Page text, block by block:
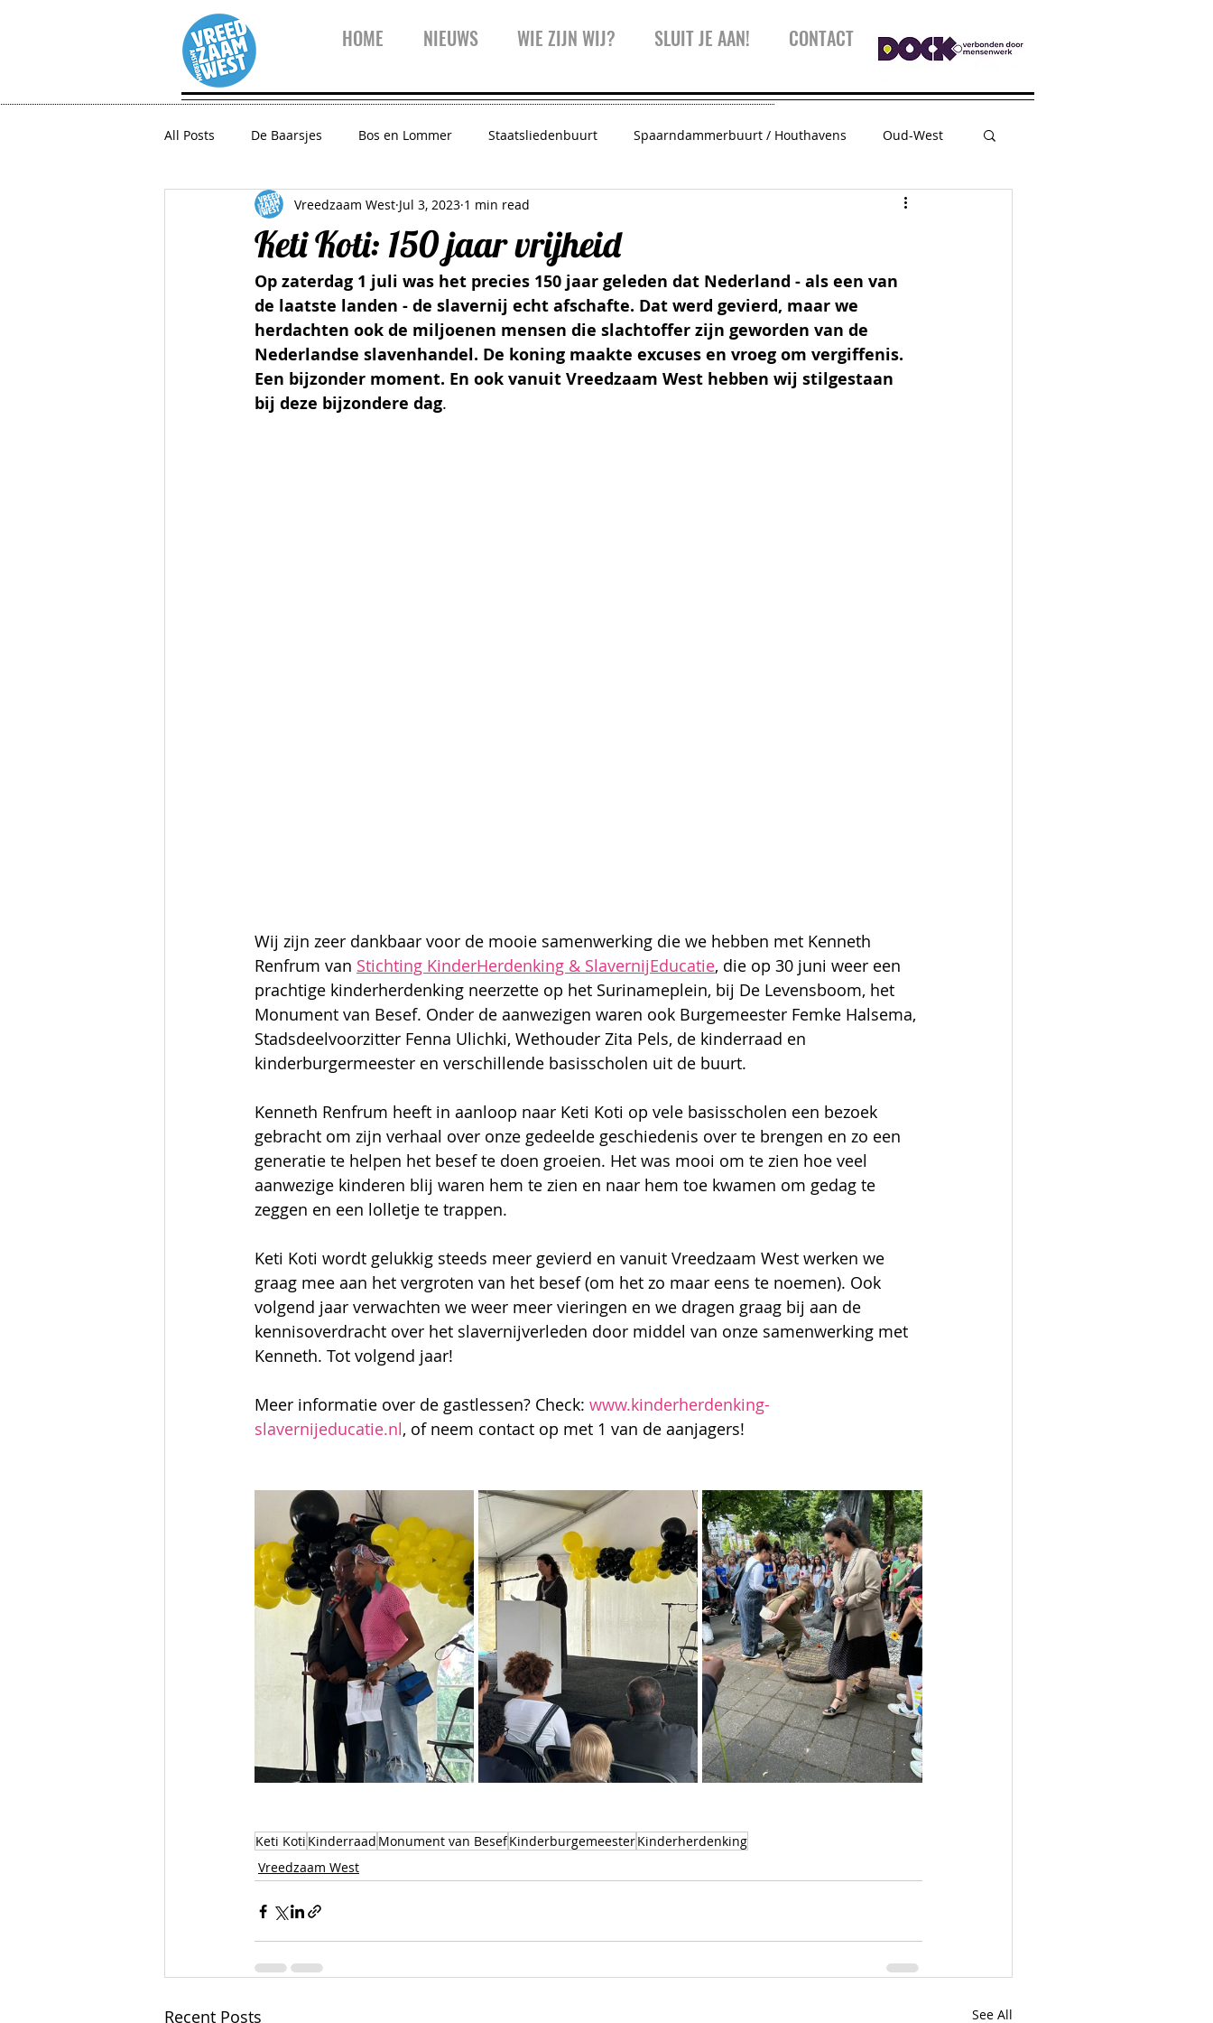
HOME NIEUWS WIE ZIJN WIJ? SLUIT JE AAN! CONTACT
All Posts De Baarsjes Bos en Lommer Staatsliedenbuurt Spaarndammerbuurt / Houthavens Oud-West
10 vragen aan... Vreedzaam Amsterdam Vreedzaam West Kidspanel
Zeeheldenbuurt Houthaven Westerpark Kinderwijkraad Koffiekar
Keti Koti: 150 jaar vrijheid
Vreedzaam West Jul 3, 2023 1 min read
Op zaterdag 1 juli was het precies 150 jaar geleden dat Nederland - als een van
de laatste landen - de slavernij echt afschafte. Dat werd gevierd, maar we
herdachten ook de miljoenen mensen die slachtoffer zijn geworden van de
Nederlandse slavenhandel. De koning maakte excuses en vroeg om vergiffenis.
Een bijzonder moment. En ook vanuit Vreedzaam West hebben wij stilgestaan
bij deze bijzondere dag.
Wij zijn zeer dankbaar voor de mooie samenwerking die we hebben met Kenneth
Renfrum van Stichting KinderHerdenking & SlavernijEducatie, die op 30 juni weer een
prachtige kinderherdenking neerzette op het Surinameplein, bij De Levensboom, het
Monument van Besef. Onder de aanwezigen waren ook Burgemeester Femke Halsema,
Stadsdeelvoorzitter Fenna Ulichki, Wethouder Zita Pels, de kinderraad en
kinderburgermeester en verschillende basisscholen uit de buurt.
Kenneth Renfrum heeft in aanloop naar Keti Koti op vele basisscholen een bezoek
gebracht om zijn verhaal over onze gedeelde geschiedenis over te brengen en zo een
generatie te helpen het besef te doen groeien. Het was mooi om te zien hoe veel
aanwezige kinderen blij waren hem te zien en naar hem toe kwamen om gedag te
zeggen en een lolletje te trappen.
Keti Koti wordt gelukkig steeds meer gevierd en vanuit Vreedzaam West werken we
graag mee aan het vergroten van het besef (om het zo maar eens te noemen). Ook
volgend jaar verwachten we weer meer vieringen en we dragen graag bij aan de
kennisoverdracht over het slavernijverleden door middel van onze samenwerking met
Kenneth. Tot volgend jaar!
Meer informatie over de gastlessen? Check: www.kinderherdenking-
slavernijeducatie.nl, of neem contact op met 1 van de aanjagers!
Keti Koti Kinderraad Monument van BesefKinderburgemeesterKinderherdenking
Vreedzaam West
Recent Posts See All